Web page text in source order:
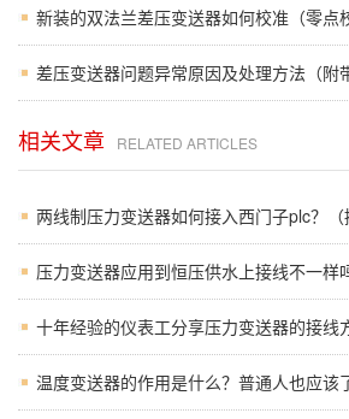
新装的双法兰差压变送器如何校准（零点
差压变送器问题异常原因及处理方法（附带差压变
相关文章 RELATED ARTICLES
两线制压力变送器如何接入西门子plc？（接线方法
压力变送器应用到恒压供水上接线不一样
十年经验的仪表工分享压力变送器的接线
温度变送器的作用是什么？普通人也应该